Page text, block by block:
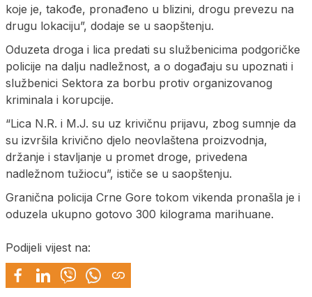
koje je, takođe, pronađeno u blizini, drogu prevezu na
drugu lokaciju”, dodaje se u saopštenju.
Oduzeta droga i lica predati su službenicima podgoričke
policije na dalju nadležnost, a o događaju su upoznati i
službenici Sektora za borbu protiv organizovanog
kriminala i korupcije.
“Lica N.R. i M.J. su uz krivičnu prijavu, zbog sumnje da
su izvršila krivično djelo neovlaštena proizvodnja,
držanje i stavljanje u promet droge, privedena
nadležnom tužiocu”, ističe se u saopštenju.
Granična policija Crne Gore tokom vikenda pronašla je i
oduzela ukupno gotovo 300 kilograma marihuane.
Podijeli vijest na: